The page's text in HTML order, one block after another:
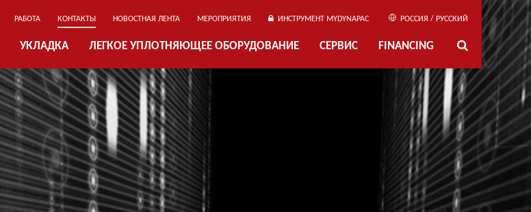
РАБОТА КОНТАКТЫ НОВОСТНАЯ ЛЕНТА МЕРОПРИЯТИЯ ИНСТРУМЕНТ MYDYNAPAC РОССИЯ / РУССКИЙ
УКЛАДКА ЛЕГКОЕ УПЛОТНЯЮЩЕЕ ОБОРУДОВАНИЕ СЕРВИС FINANCING